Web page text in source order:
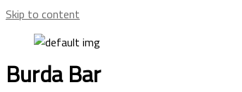
Skip to content
Burda Bar